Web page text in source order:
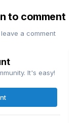
to comment
a comment
It's easy!